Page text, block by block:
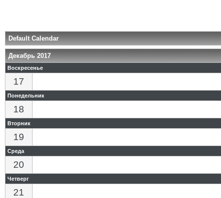
Default Calendar
Декабрь 2017
Воскресенье
17
Понедельник
18
Вторник
19
Среда
20
Четверг
21